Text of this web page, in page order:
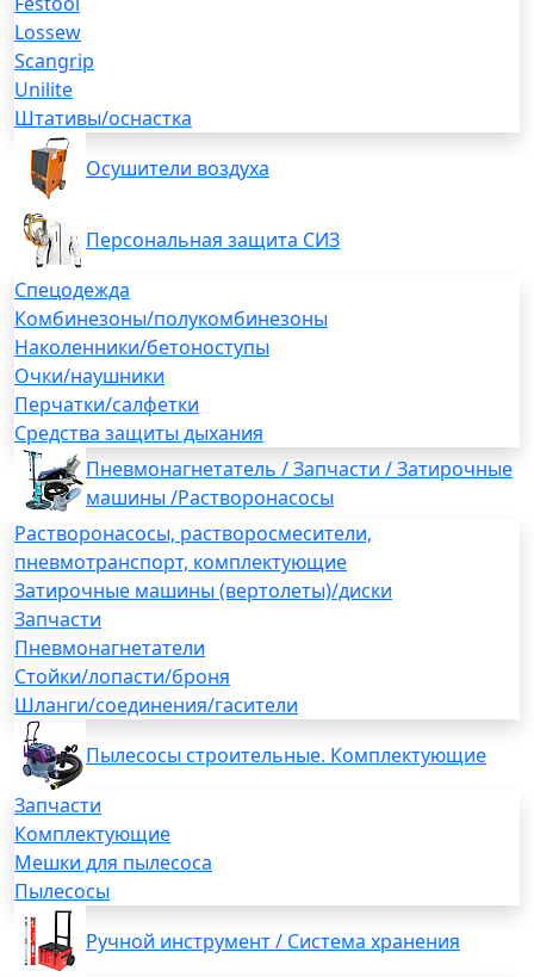
Lossew
Scangrip
Unilite
Штативы/оснастка
Осушители воздуха
Персональная защита СИЗ
Спецодежда
Комбинезоны/полукомбинезоны
Наколенники/бетоноступы
Очки/наушники
Перчатки/салфетки
Средства защиты дыхания
Пневмонагнетатель / Запчасти / Затирочные
машины /Растворонасосы
Растворонасосы, растворосмесители,
пневмотранспорт, комплектующие
Затирочные машины (вертолеты)/диски
Запчасти
Пневмонагнетатели
Стойки/лопасти/броня
Шланги/соединения/гасители
Пылесосы строительные. Комплектующие
Запчасти
Комплектующие
Мешки для пылесоса
Пылесосы
Ручной инструмент / Система хранения